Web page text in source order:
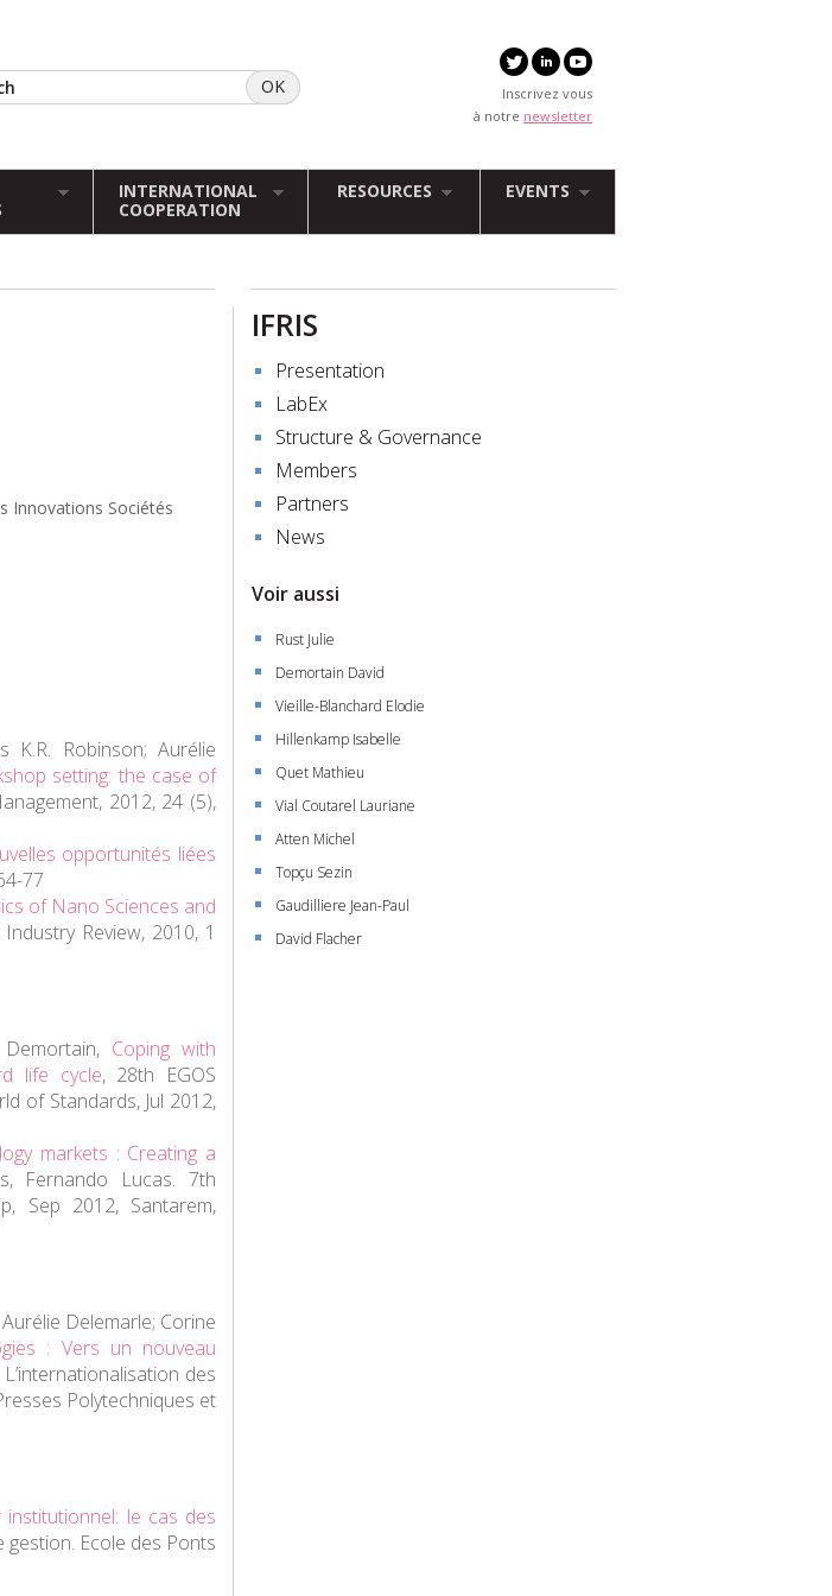
Inscrivez vous
à notre newsletter
INTERNATIONAL
COOPERATION
RESOURCES EVENTS
Innovations Sociétés
K.R. Robinson; Aurélie
setting: the case of
, 2012, 24 (5),
opportunités liées
77
of Nano Sciences and
Review, 2010, 1
Coping with
life cycle, 28th EGOS
of Standards, Jul 2012,
markets : Creating a
Fernando Lucas.7th
, Sep 2012, Santarem,
Delemarle; Corine
: Vers un nouveau
L’internationalisation des
Polytechniques et
institutionnel: le cas des
gestion. Ecole des Ponts
IFRIS
Presentation
LabEx
Structure & Governance
Members
Partners
News
Voir aussi
Rust Julie
Demortain David
Vieille-Blanchard Elodie
Hillenkamp Isabelle
Quet Mathieu
Vial Coutarel Lauriane
Atten Michel
Topçu Sezin
Gaudilliere Jean-Paul
David Flacher